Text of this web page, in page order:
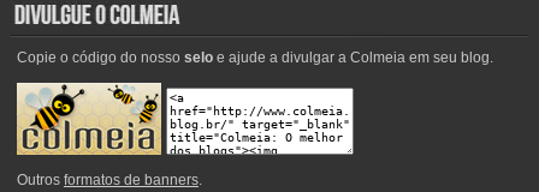
Copie o código do nosso seloe ajude a divulgar a Colmeia em seu blog.
Outros formatos de banners.